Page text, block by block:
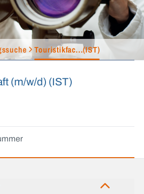
Touristikfac...(IST)
(m/w/d) (IST)